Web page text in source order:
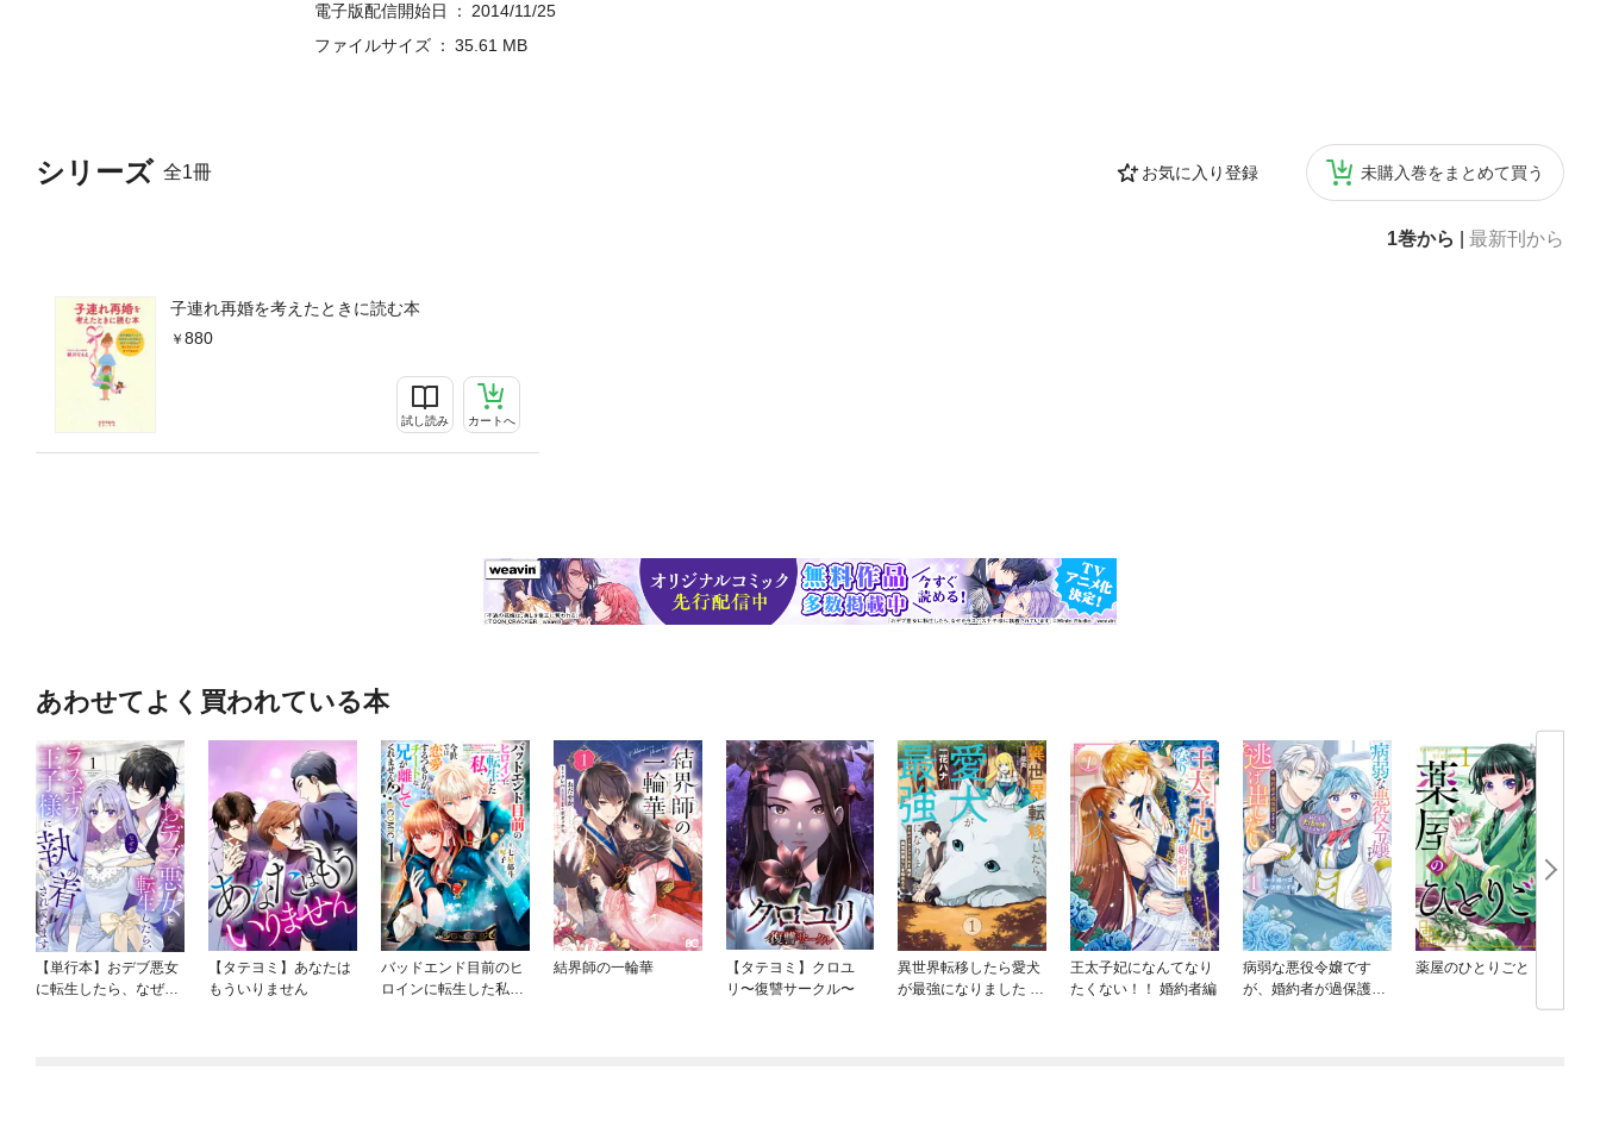
シリーズ 全1冊 お気に入り登録 未購入巻をまとめて買う
1巻から 最新刊から
子連れ再婚を考えたときに読む本
880
試し読み カートへ
電子版配信開始日
2014/11/25
ファイルサイズ
35.61 MB
あわせてよく買われている本
【単行本】おデブ悪女
に転生したら、なぜか
【タテヨミ】あなたは
もういりません
バッドエンド目前のヒ
ロインに転生した私、
結界師の一輪華
【タテヨミ】クロユ
リ〜復讐サークル〜
異世界転移したら愛犬
が最強になりました ～
王太子妃になんてなり
たくない！！ 婚約者編
病弱な悪役令嬢です
が、婚約者が過保護す
薬屋のひとりごと